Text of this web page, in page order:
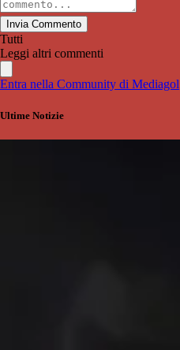
Invia Commento
Tutti
Leggi altri commenti
Entra nella Community di Mediagol
Ultime Notizie